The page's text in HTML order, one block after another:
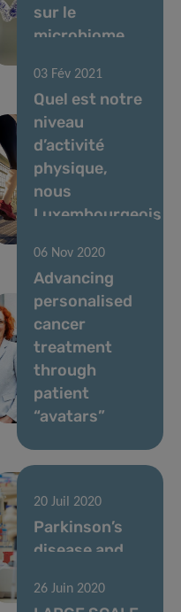
sur le
microbiome
03 Fév 2021
Quel est notre
niveau
d’activité
physique,
nous
Luxembourgeois
06 Nov 2020
Advancing
personalised
cancer
treatment
through
patient
“avatars”
20 Juil 2020
Parkinson’s
disease and
microbiome
26 Juin 2020